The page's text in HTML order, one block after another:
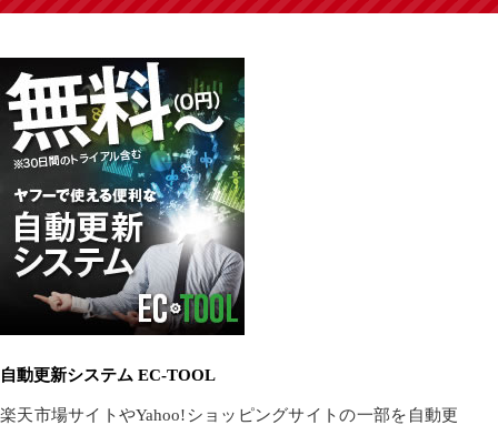
自動更新システム EC-TOOL
楽天市場サイトやYahoo!ショッピングサイトの一部を自動更